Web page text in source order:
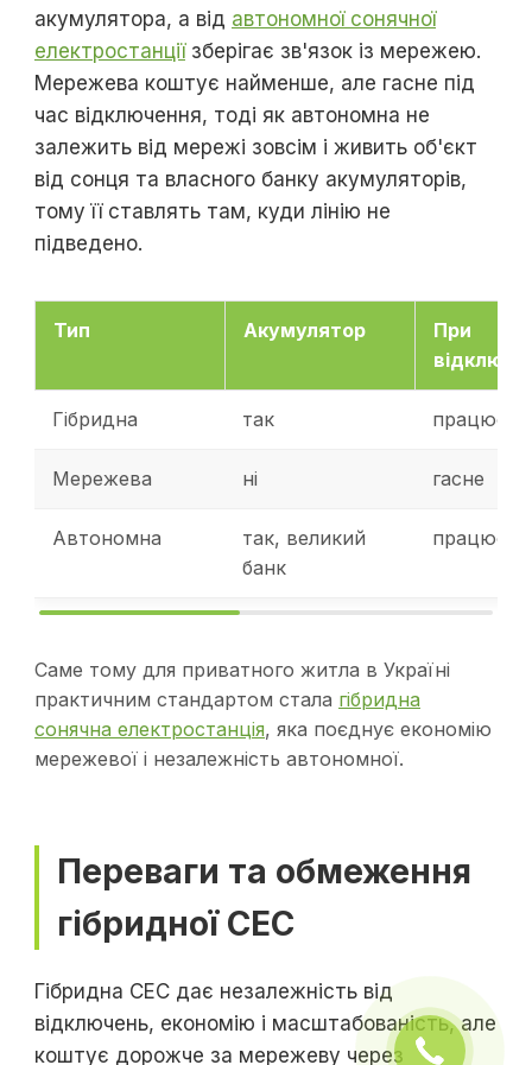
акумулятора, а від автономної сонячної
електростанціїзберігає зв'язок із мережею.
Мережева коштує найменше, але гасне під
час відключення, тоді як автономна не
залежить від мережі зовсім і живить об'єкт
від сонця та власного банку акумуляторів,
тому її ставлять там, куди лінію не
підведено.
Тип Акумулятор
При
Гібридна так працює
Мережева ні гасне
Автономна
так, великий
банк
працює
Саме тому для приватного житла в Україні
практичним стандартом стала гібридна
сонячна електростанція, яка поєднує економію
мережевої і незалежність автономної.
Переваги та обмеження
гібридної СЕС
Гібридна СЕС дає незалежність від
відключень, економію і масштабованість, але
коштує дорожче за мережеву через